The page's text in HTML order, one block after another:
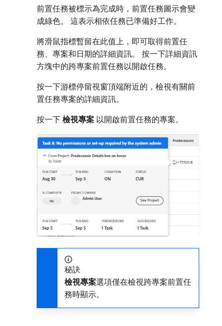
前置任務被標示為完成時，前置任務圖示會變
成綠色。 這表示相依任務已準備好工作。
將滑鼠指標暫留在此值上，即可取得前置任
務、專案和日期的詳細資訊。 按一下詳細資訊
方塊中的跨專案前置任務以開啟任務。
按一下游標停留視窗頂端附近的，檢視有關前
置任務專案的詳細資訊。
按一下​ 檢視專案 ​以開啟前置任務的專案。
秘訣
檢視專案​選項僅在檢視跨專案前置任
務時顯示。